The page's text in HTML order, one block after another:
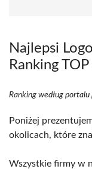
Najlepsi
Ranking
Ranking według
Poniżej
okolicach, które
Wszystkie firmy w